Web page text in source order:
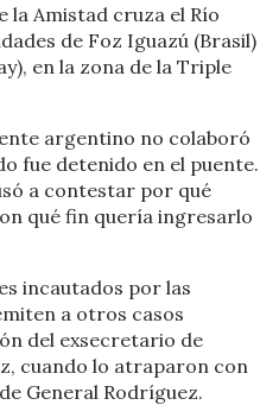
la Amistad cruza el Río
de Foz Iguazú (Brasil)
en la zona de la Triple
argentino no colaboró
fue detenido en el puente.
a contestar por qué
qué fin quería ingresarlo
incautados por las
a otros casos
del exsecretario de
cuando lo atraparon con
General Rodríguez.